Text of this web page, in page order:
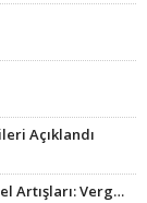
Açıklandı
2026-2029 Dönemi Emlak Rayiç Bedel Artışları: Vergi Yükünüz Artabilir